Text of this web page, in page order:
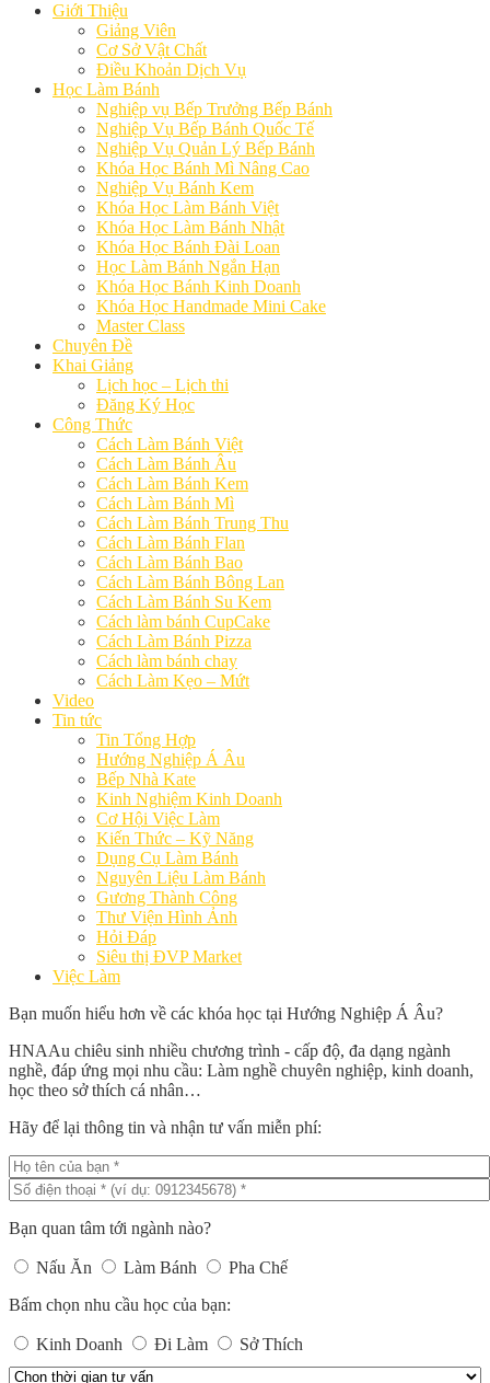
Giới Thiệu
Giảng Viên
Cơ Sở Vật Chất
Điều Khoản Dịch Vụ
Học Làm Bánh
Nghiệp vụ Bếp Trưởng Bếp Bánh
Nghiệp Vụ Bếp Bánh Quốc Tế
Nghiệp Vụ Quản Lý Bếp Bánh
Khóa Học Bánh Mì Nâng Cao
Nghiệp Vụ Bánh Kem
Khóa Học Làm Bánh Việt
Khóa Học Làm Bánh Nhật
Khóa Học Bánh Đài Loan
Học Làm Bánh Ngắn Hạn
Khóa Học Bánh Kinh Doanh
Khóa Học Handmade Mini Cake
Master Class
Chuyên Đề
Khai Giảng
Lịch học – Lịch thi
Đăng Ký Học
Công Thức
Cách Làm Bánh Việt
Cách Làm Bánh Âu
Cách Làm Bánh Kem
Cách Làm Bánh Mì
Cách Làm Bánh Trung Thu
Cách Làm Bánh Flan
Cách Làm Bánh Bao
Cách Làm Bánh Bông Lan
Cách Làm Bánh Su Kem
Cách làm bánh CupCake
Cách Làm Bánh Pizza
Cách làm bánh chay
Cách Làm Kẹo – Mứt
Video
Tin tức
Tin Tổng Hợp
Hướng Nghiệp Á Âu
Bếp Nhà Kate
Kinh Nghiệm Kinh Doanh
Cơ Hội Việc Làm
Kiến Thức – Kỹ Năng
Dụng Cụ Làm Bánh
Nguyên Liệu Làm Bánh
Gương Thành Công
Thư Viện Hình Ảnh
Hỏi Đáp
Siêu thị ĐVP Market
Việc Làm
Bạn muốn hiểu hơn về các khóa học tại Hướng Nghiệp Á Âu?
HNAAu chiêu sinh nhiều chương trình - cấp độ, đa dạng ngành
nghề, đáp ứng mọi nhu cầu: Làm nghề chuyên nghiệp, kinh doanh,
học theo sở thích cá nhân…
Hãy để lại thông tin và nhận tư vấn miễn phí:
Bạn quan tâm tới ngành nào?
Nấu Ăn Làm Bánh
Pha Chế
Bấm chọn nhu cầu học của bạn:
Kinh Doanh Đi Làm Sở Thích